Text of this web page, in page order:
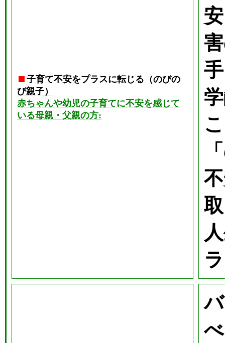
子育て不安をプラスに転じる（のびの
び親子）
赤ちゃんや幼児の子育てに不安を感じて
いる母親・父親の方: